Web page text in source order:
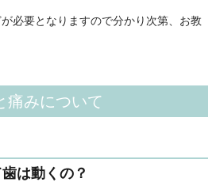
必要となりますので分かり次第、お教
痛みについて
は動くの？